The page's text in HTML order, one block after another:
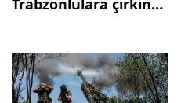
Trabzonlulara çirkin
yüzünden hayatını
kaybetmesiyle dalga
geçerek "Çernobil